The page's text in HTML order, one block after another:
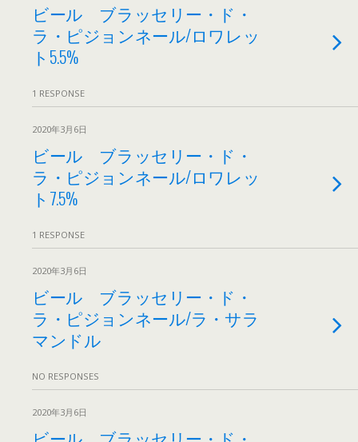
ビール ブラッセリー・ド・
ラ・ピジョンネール/ロワレッ
ト5.5%
1 RESPONSE
2020年3月6日
ビール ブラッセリー・ド・
ラ・ピジョンネール/ロワレッ
ト7.5%
1 RESPONSE
2020年3月6日
ビール ブラッセリー・ド・
ラ・ピジョンネール/ラ・サラ
マンドル
NO RESPONSES
2020年3月6日